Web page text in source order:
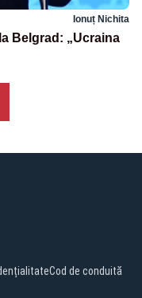
Ionuț Nichita
Belgrad: „Ucraina
Cod de conduită